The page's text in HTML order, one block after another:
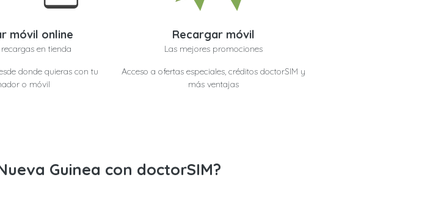
móvil online
en tienda
donde quieras con tu
o móvil
Recargar móvil
Las mejores promociones
Acceso a ofertas especiales, créditos doctorSIM y
más ventajas
Guinea con doctorSIM?